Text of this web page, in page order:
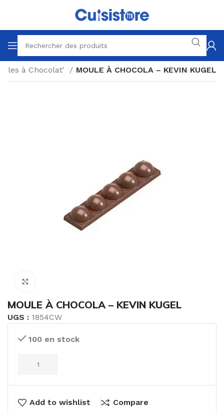
à Chocolat' MOULE À CHOCOLA – KEVIN KUGEL
MOULE À CHOCOLA – KEVIN KUGEL
UGS : 1854CW
100 en stock
Add to wishlist Compare